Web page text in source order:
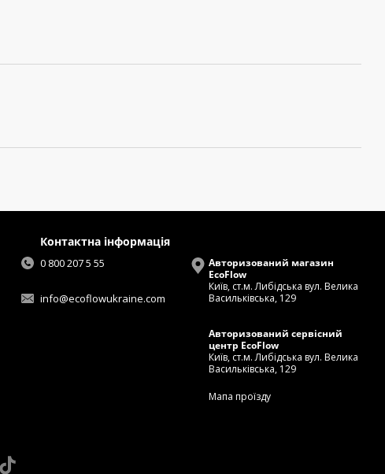
Контактна інформація
0 800 207 5 55
info@ecoflowukraine.com
Авторизований магазин
EcoFlow
Київ, ст.м. Либідська вул. Велика
Васильківська, 129
Авторизований сервісний
центр EcoFlow
Київ, ст.м. Либідська вул. Велика
Васильківська, 129
Мапа проїзду